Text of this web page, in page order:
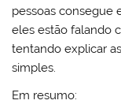
pessoas consegue
eles estão falando
tentando explicar
simples.
Em resumo: